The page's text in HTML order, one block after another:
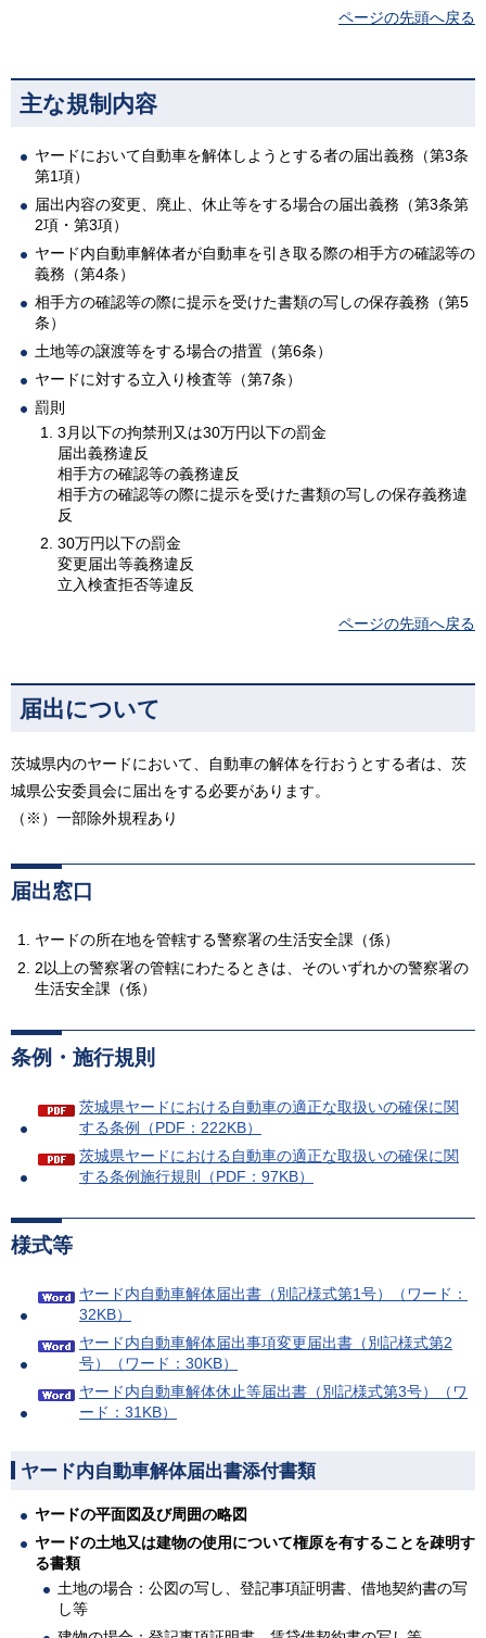
ページの先頭へ戻る
主な規制内容
ヤードにおいて自動車を解体しようとする者の届出義務（第3条
第1項）
届出内容の変更、廃止、休止等をする場合の届出義務（第3条第
2項・第3項）
ヤード内自動車解体者が自動車を引き取る際の相手方の確認等の
義務（第4条）
相手方の確認等の際に提示を受けた書類の写しの保存義務（第5
条）
土地等の譲渡等をする場合の措置（第6条）
ヤードに対する立入り検査等（第7条）
罰則
3月以下の拘禁刑又は30万円以下の罰金
届出義務違反
相手方の確認等の義務違反
相手方の確認等の際に提示を受けた書類の写しの保存義務違
反
30万円以下の罰金
変更届出等義務違反
立入検査拒否等違反
ページの先頭へ戻る
届出について
茨城県内のヤードにおいて、自動車の解体を行おうとする者は、茨
城県公安委員会に届出をする必要があります。
（※）一部除外規程あり
届出窓口
ヤードの所在地を管轄する警察署の生活安全課（係）
2以上の警察署の管轄にわたるときは、そのいずれかの警察署の
生活安全課（係）
条例・施行規則
茨城県ヤードにおける自動車の適正な取扱いの確保に関
する条例（PDF：222KB）
茨城県ヤードにおける自動車の適正な取扱いの確保に関
する条例施行規則（PDF：97KB）
様式等
ヤード内自動車解体届出書（別記様式第1号）（ワード：
32KB）
ヤード内自動車解体届出事項変更届出書（別記様式第2
号）（ワード：30KB）
ヤード内自動車解体休止等届出書（別記様式第3号）（ワ
ード：31KB）
ヤード内自動車解体届出書添付書類
ヤードの平面図及び周囲の略図
ヤードの土地又は建物の使用について権原を有することを疎明す
る書類
土地の場合：公図の写し、登記事項証明書、借地契約書の写
し等